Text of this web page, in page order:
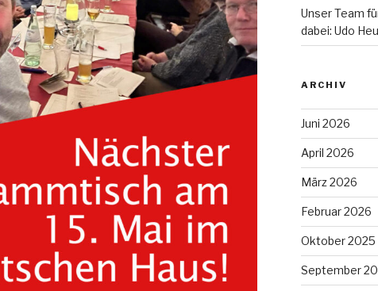
Unser Team
dabei: Udo
ARCHIV
Juni 2026
April 2026
März 2026
Februar 2026
Oktober 2025
September